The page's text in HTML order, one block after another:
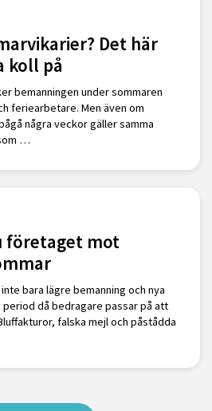
Det här
koll på
bemanningen under sommaren
feriearbetare. Men även om
några veckor gäller samma
…
företaget mot
bara lägre bemanning och nya
period då bedragare passar på att
falska mejl och påstådda